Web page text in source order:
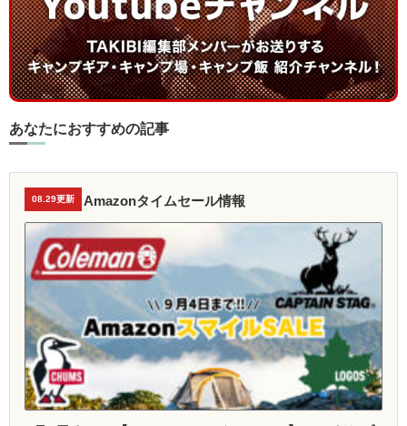
あなたにおすすめの記事
08.29更新 Amazonタイムセール情報